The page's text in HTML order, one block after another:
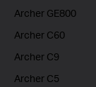
Archer GE800
Archer C60
Archer C9
Archer C5